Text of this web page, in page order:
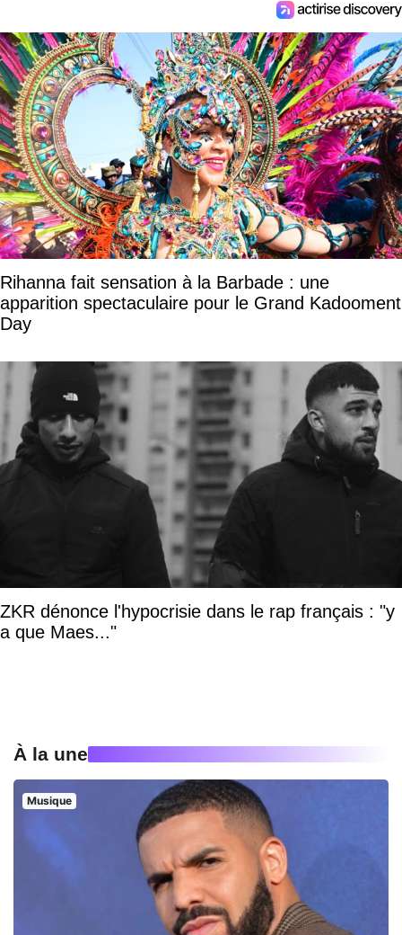
Rihanna fait sensation à la Barbade : une
apparition spectaculaire pour le Grand Kadooment
Day
ZKR dénonce l'hypocrisie dans le rap français : "y
a que Maes..."
À la une
Musique